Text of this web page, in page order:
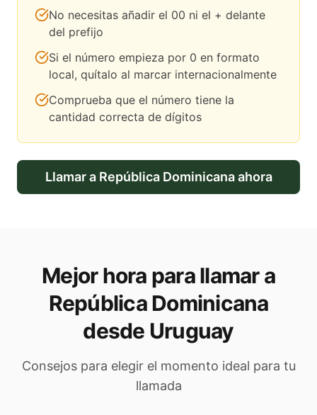
No necesitas añadir el 00 ni el + delante
del prefijo
Si el número empieza por 0 en formato
local, quítalo al marcar internacionalmente
Comprueba que el número tiene la
cantidad correcta de dígitos
Llamar a República Dominicanaahora
Mejor hora para llamar a
República Dominicana
desde Uruguay
Consejos para elegir el momento ideal para tu
llamada